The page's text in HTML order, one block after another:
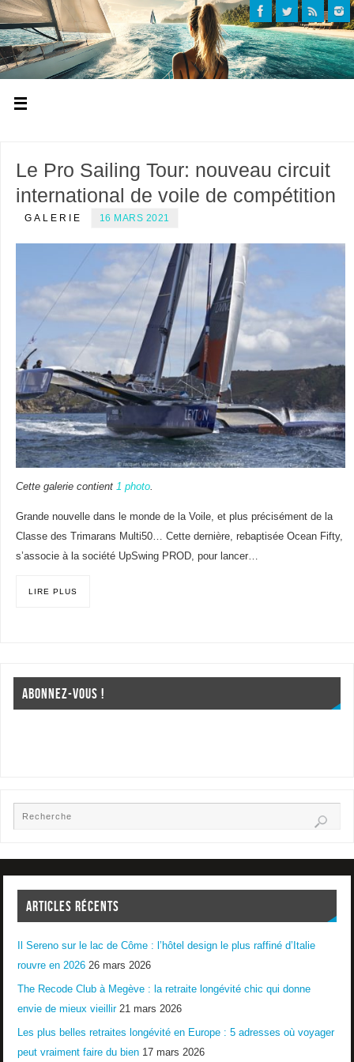
Le Pro Sailing Tour: nouveau circuit
international de voile de compétition
GALERIE 16 MARS 2021
Cette galerie contient 1 photo.
Grande nouvelle dans le monde de la Voile, et plus précisément de la
Classe des Trimarans Multi50… Cette dernière, rebaptisée Ocean Fifty,
s’associe à la société UpSwing PROD, pour lancer…
LIRE PLUS
ABONNEZ-VOUS !
ARTICLES RÉCENTS
Il Sereno sur le lac de Côme : l’hôtel design le plus raffiné d’Italie
rouvre en 2026 26 mars 2026
The Recode Club à Megève : la retraite longévité chic qui donne
envie de mieux vieillir 21 mars 2026
Les plus belles retraites longévité en Europe : 5 adresses où voyager
peut vraiment faire du bien 17 mars 2026